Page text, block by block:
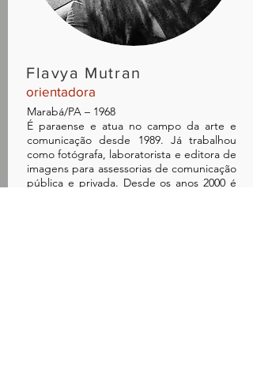
orientadora
Flavya Mutran
Marabá/PA – 1968
É paraense e atua no campo da arte e
comunicação desde 1989. Já trabalhou
como fotógrafa, laboratorista e editora de
imagens para assessorias de comunicação
pública e privada. Desde os anos 2000 é